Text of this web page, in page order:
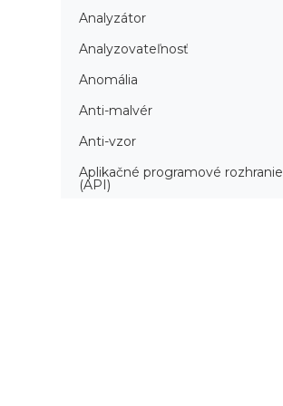
Analyzátor
Analyzovateľnosť
Anomália
Anti-malvér
Anti-vzor
Aplikačné programové rozhranie
(API)